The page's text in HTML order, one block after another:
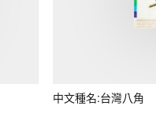
中文種名:台灣八角